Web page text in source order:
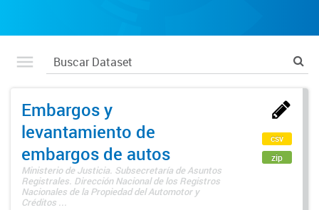
Embargos y
levantamiento de
embargos de autos
Ministerio de Justicia. Subsecretaría de Asuntos
Registrales. Dirección Nacional de los Registros
Nacionales de la Propiedad del Automotor y
Créditos ...
csv
zip